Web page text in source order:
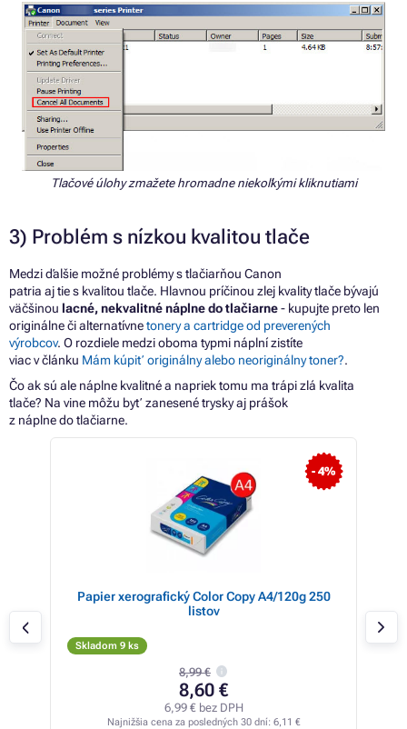
Tlačové úlohy zmažete hromadne niekoľkými kliknutiami
3) Problém s nízkou kvalitou tlače
Medzi ďalšie možné problémystlačiarňou Canon
patria ajties kvalitou tlače. Hlavnou príčinou zlej kvality tlače bývajú
väčšinou lacné, nekvalitné náplnedotlačiarne- kupujte preto len
originálnečialternatívnetonerya cartridgeod preverených
výrobcov. O rozdiele medzi oboma typmi náplní zistíte
viacvčlánku Mám kúpiť originálny alebo neoriginálny toner?.
Čo ak sú ale náplne kvalitnéa napriek tomu ma trápi zlá kvalita
tlače? Na vine môžu byť zanesené tryskyaj prášok
z náplnedotlačiarne.
Papier xerografický Color Copy A4/250g 125
listov
Skladom 3 ks
10,50 €
8,54 € bez DPH
Najnižšia cena za posledných 30 dní: 7,22 €